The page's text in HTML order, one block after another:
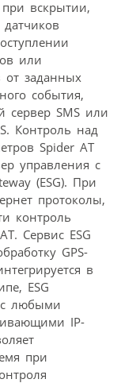
вскрытии,
или
от заданных
события,
сервер SMS или
Контроль над
Spider AT
управления с
(ESG). При
протоколы,
контроль
Сервис ESG
GPS-
в
ESG
с любыми
IP-
при